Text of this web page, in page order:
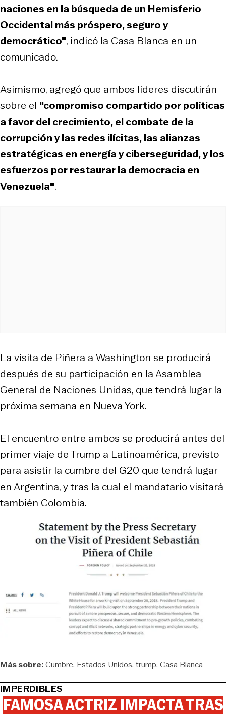
naciones en la búsqueda de un Hemisferio
Occidental más próspero, seguro y
democrático", indicó la Casa Blanca en un
comunicado.
Asimismo, agregó que ambos líderes discutirán
sobre el "compromiso compartido por políticas
a favor del crecimiento, el combate de la
corrupción y las redes ilícitas, las alianzas
estratégicas en energía y ciberseguridad, y los
esfuerzos por restaurar la democracia en
Venezuela".
La visita de Piñera a Washington se producirá
después de su participación en la Asamblea
General de Naciones Unidas, que tendrá lugar la
próxima semana en Nueva York.
El encuentro entre ambos se producirá antes del
primer viaje de Trump a Latinoamérica, previsto
para asistir la cumbre del G20 que tendrá lugar
en Argentina, y tras la cual el mandatario visitará
también Colombia.
Más sobre:Cumbre Estados Unidos trump Casa Blanca
IMPERDIBLES
FAMOSA ACTRIZ IMPACTA TRAS